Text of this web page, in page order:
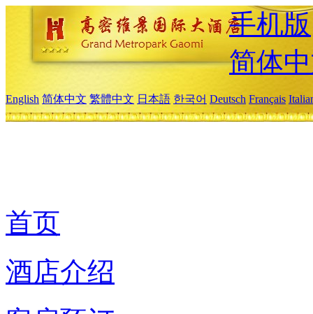
手机版
简体
English 简体中文 繁體中文 日本語 한국어 Deutsch Français
首页
酒店介绍